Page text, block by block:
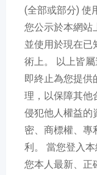
(全部或部分) 使
您公示於本網站
並使用於現在已
術上。 以上皆
即終止為您提供
理，以保障其他
侵犯他人權益的
密、商標權、專
利。 當您登入
您本人最新、正